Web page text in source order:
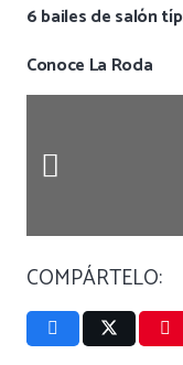
6 bailes de salón
Conoce La Roda
COMPÁRTELO: